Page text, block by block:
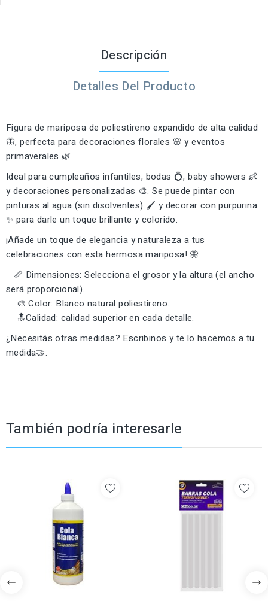
Descripción
Detalles Del Producto
Figura de mariposa de poliestireno expandido de alta calidad
🦋, perfecta para decoraciones florales 🌸 y eventos
primaverales 🌿.
Ideal para cumpleaños infantiles, bodas 💍, baby showers 👶
y decoraciones personalizadas 🎨. Se puede pintar con
pinturas al agua (sin disolventes) 🖌️ y decorar con purpurina
✨ para darle un toque brillante y colorido.
¡Añade un toque de elegancia y naturaleza a tus
celebraciones con esta hermosa mariposa! 🦋
📏 Dimensiones: Selecciona el grosor y la altura (el ancho
será proporcional).
🎨 Color: Blanco natural poliestireno.
🔝Calidad: calidad superior en cada detalle.
¿Necesitás otras medidas? Escribinos y te lo hacemos a tu
medida🤝.
También podría interesarle